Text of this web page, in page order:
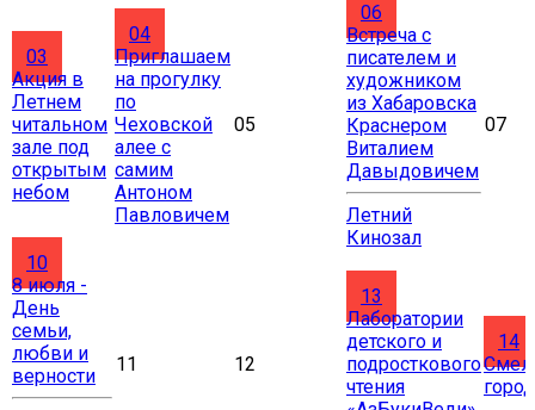
03
Акция в
Летнем
читальном
зале под
открытым
небом
04
Приглашаем
на прогулку
по
Чеховской
алее с
самим
Антоном
Павловичем
05
06
Встреча​ с
писателем и
художником
из Хабаровска
Краснером
Виталием
Давыдовичем
Летний
Кинозал
07
10
8 июля -
День
семьи,
любви и
верности
11 12
13
Лаборатории
детского и
подросткового
чтения
14